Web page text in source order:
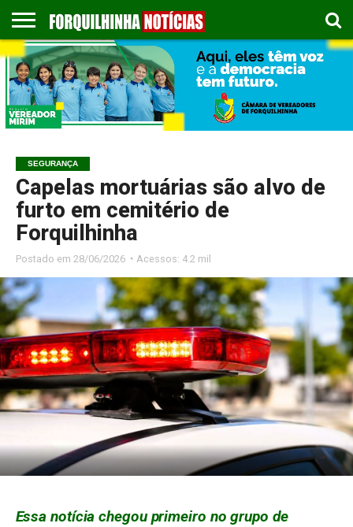
COLUNISTAS
EMPREGOS
ESPORTES
PUBLICAÇÃO
LEGAL
GASTRONOMIA
CONTATO
SEGURANÇA
Capelas mortuárias são alvo de
furto em cemitério de
Forquilhinha
Postado em 28/06/2026 ◔ Acessos: 4.2 mil
Essa notícia chegou primeiro no grupo de